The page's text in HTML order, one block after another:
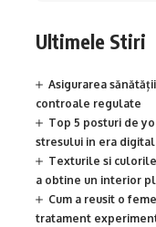
Ultimele Stiri
Asigurarea
controale regulate
Top 5 posturi de
stresului in era
Texturile si
a obtine un interior
Cum a reusit o
tratament